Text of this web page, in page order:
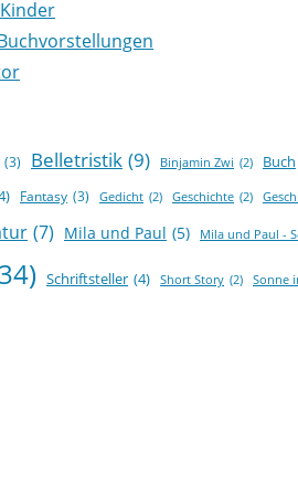
(3) Belletristik (9) Binjamin Zwi (2) Buch
Fantasy (3) Gedicht (2) Geschichte (2)
(7) Mila und Paul (5) Mila und Paul -
Schriftsteller (4) Short Story (2) Sonne